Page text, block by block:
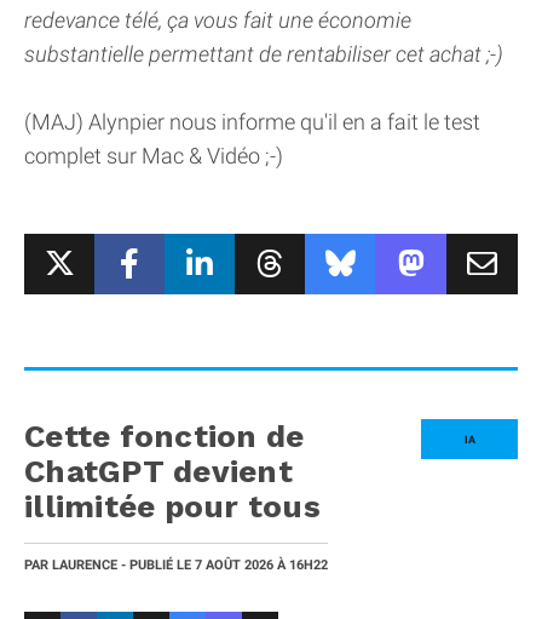
redevance télé, ça vous fait une économie
substantielle permettant de rentabiliser cet achat ;-)
(MAJ) Alynpier nous informe qu'il en a fait le test
complet sur Mac & Vidéo ;-)
IA
Cette fonction de
ChatGPT devient
illimitée pour tous
PAR LAURENCE - PUBLIÉ LE 7 AOÛT 2026 À 16H22